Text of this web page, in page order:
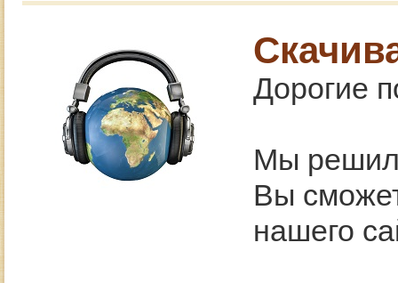
Дорогие
Мы
Вы
нашего